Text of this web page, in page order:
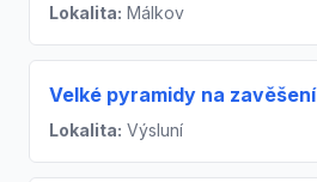
Lokalita: Málkov
Velké pyramidy na zavěšení
Lokalita: Výsluní